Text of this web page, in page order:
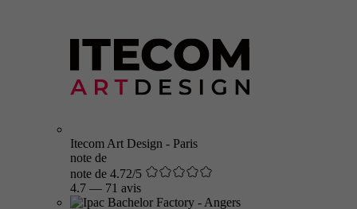
Itecom Art Design - Paris
note de
note de 4.72/5
4.7 — 71 avis